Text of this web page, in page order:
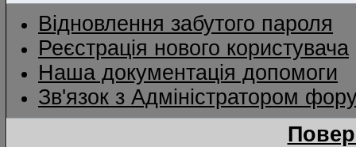
Відновлення забутого пароля
Реєстрація нового користувача
Наша документація допомоги
Зв'язок з Адміністратором